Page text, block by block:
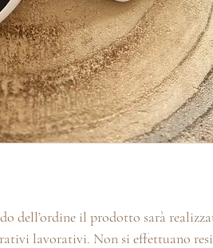
dell’ordine il prodotto sarà
lavorativi. Non si effettuano